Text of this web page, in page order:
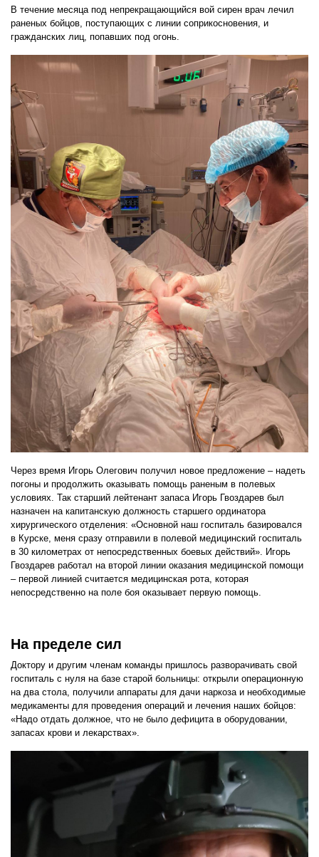
В течение месяца под непрекращающийся вой сирен врач лечил
раненых бойцов, поступающих с линии соприкосновения, и
гражданских лиц, попавших под огонь.
Через время Игорь Олегович получил новое предложение – надеть
погоны и продолжить оказывать помощь раненым в полевых
условиях. Так старший лейтенант запаса Игорь Гвоздарев был
назначен на капитанскую должность старшего ординатора
хирургического отделения: «Основной наш госпиталь базировался
в Курске, меня сразу отправили в полевой медицинский госпиталь
в 30 километрах от непосредственных боевых действий». Игорь
Гвоздарев работал на второй линии оказания медицинской помощи
– первой линией считается медицинская рота, которая
непосредственно на поле боя оказывает первую помощь.
На пределе сил
Доктору и другим членам команды пришлось разворачивать свой
госпиталь с нуля на базе старой больницы: открыли операционную
на два стола, получили аппараты для дачи наркоза и необходимые
медикаменты для проведения операций и лечения наших бойцов:
«Надо отдать должное, что не было дефицита в оборудовании,
запасах крови и лекарствах».